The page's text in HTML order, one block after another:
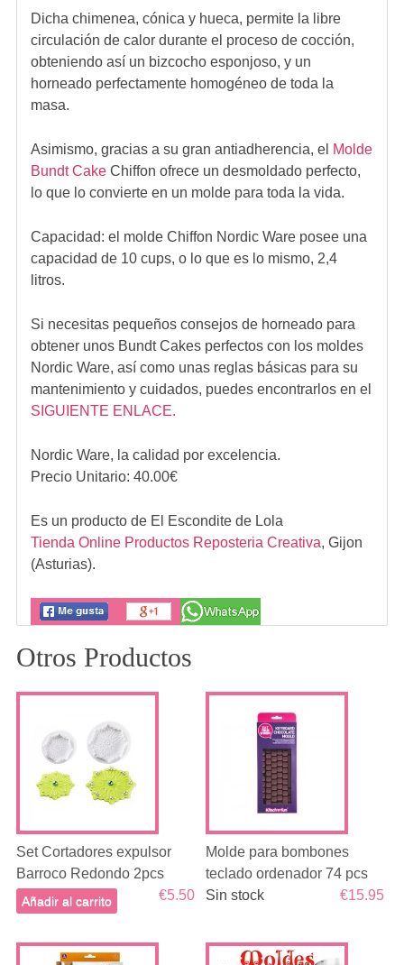
Dicha chimenea, cónica y hueca, permite la libre
circulación de calor durante el proceso de cocción,
obteniendo así un bizcocho esponjoso, y un
horneado perfectamente homogéneode toda la
masa.
Asimismo, gracias a su gran antiadherencia, el Molde
Bundt Cake Chiffon ofrece un desmoldado perfecto,
lo que lo convierte en un molde para toda la vida.
Capacidad: el molde Chiffon Nordic Wareposee una
capacidad de 10 cups, o lo que es lo mismo, 2,4
litros.
Si necesitas pequeños consejos de horneadopara
obtener unos Bundt Cakes perfectoscon los moldes
Nordic Ware, así como unas reglas básicas para su
mantenimiento y cuidados, puedes encontrarlos en el
SIGUIENTE ENLACE.
Nordic Ware, la calidad por excelencia.
Precio Unitario: 40.00€
Es un producto de El Escondite de Lola
Tienda Online Productos Reposteria Creativa, Gijon
(Asturias).
Otros Productos
Set Cortadores expulsor
Barroco Redondo 2pcs
€5.50
Añadir al carrito
Molde para bombones
teclado ordenador 74 pcs
€15.95
Sin stock